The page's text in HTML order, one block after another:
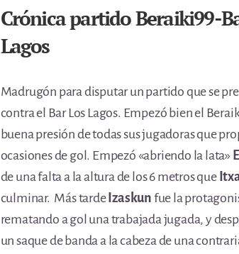
Crónica partido Beraiki99-
Lagos
Madrugón para disputar un partido que se
contra el Bar Los Lagos. Empezó bien el
buena presión de todas sus jugadoras que
ocasiones de gol. Empezó «abriendo la lata»
de una falta a la altura de los 6 metros que
culminar. Más tarde Izaskun fue la
rematando a gol una trabajada jugada, y
un saque de banda a la cabeza de una